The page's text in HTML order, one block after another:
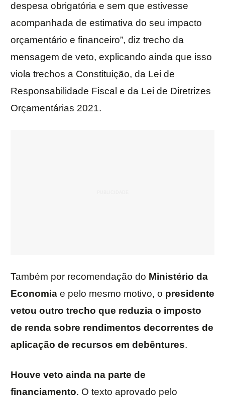
despesa obrigatória e sem que estivesse
acompanhada de estimativa do seu impacto
orçamentário e financeiro”, diz trecho da
mensagem de veto, explicando ainda que isso
viola trechos a Constituição, da Lei de
Responsabilidade Fiscal e da Lei de Diretrizes
Orçamentárias 2021.
Também por recomendação do Ministério da
Economia e pelo mesmo motivo, o presidente
vetou outro trecho que reduzia o imposto
de renda sobre rendimentos decorrentes de
aplicação de recursos em debêntures.
Houve veto ainda na parte de
financiamento. O texto aprovado pelo